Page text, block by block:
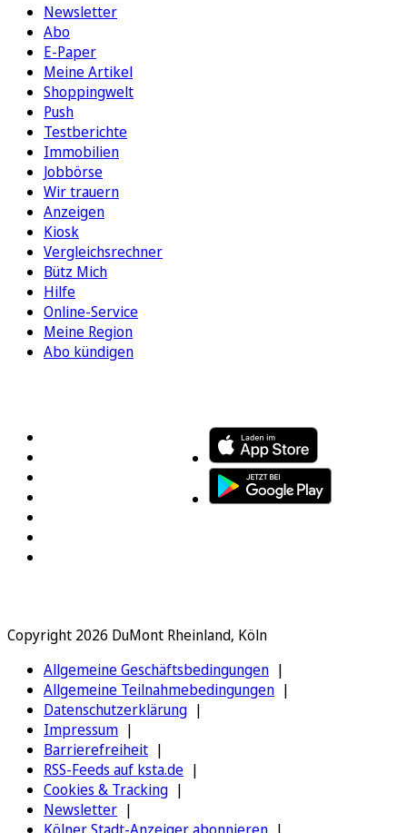
Newsletter
Abo
E-Paper
Meine Artikel
Shoppingwelt
Push
Testberichte
Immobilien
Jobbörse
Wir trauern
Anzeigen
Kiosk
Vergleichsrechner
Bütz Mich
Hilfe
Online-Service
Meine Region
Abo kündigen
Copyright 2026 DuMont Rheinland, Köln
Allgemeine Geschäftsbedingungen
Allgemeine Teilnahmebedingungen
Datenschutzerklärung
Impressum
Barrierefreiheit
RSS-Feeds auf ksta.de
Cookies & Tracking
Newsletter
Kölner Stadt-Anzeiger abonnieren